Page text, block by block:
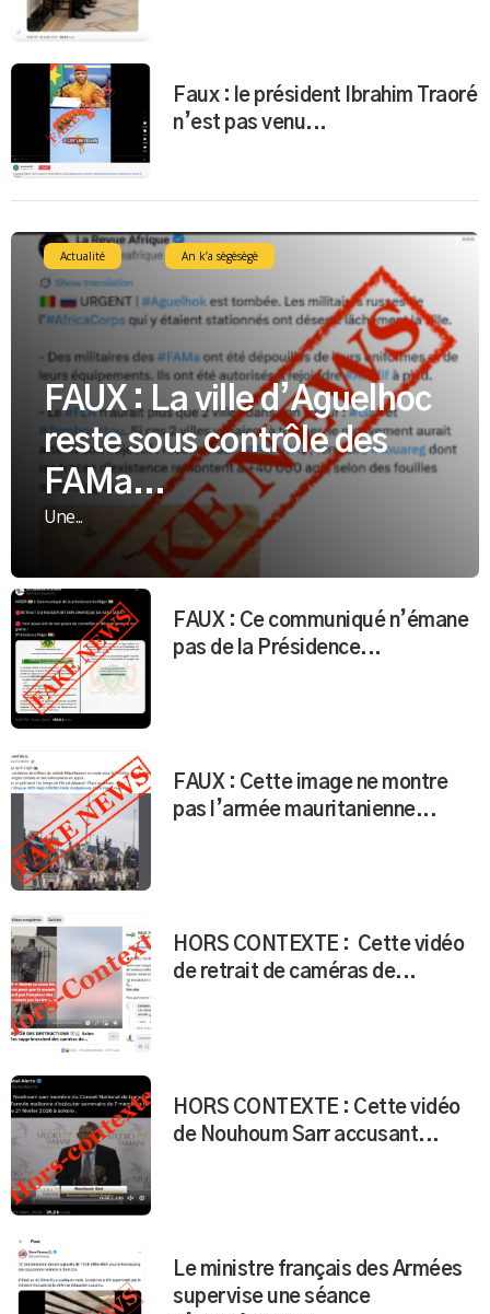
Faux : le président Ibrahim Traoré
n’est pas venu...
Actualité An k’a sègèsègè
FAUX : La ville d’Aguelhoc
reste sous contrôle des
FAMa...
Une...
FAUX : Ce communiqué n’émane
pas de la Présidence...
FAUX : Cette image ne montre
pas l’armée mauritanienne...
HORS CONTEXTE : Cette vidéo
de retrait de caméras de...
HORS CONTEXTE : Cette vidéo
de Nouhoum Sarr accusant...
Le ministre français des Armées
supervise une séance